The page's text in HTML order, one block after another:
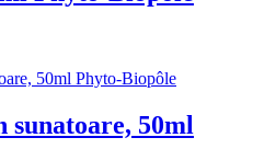
50ml